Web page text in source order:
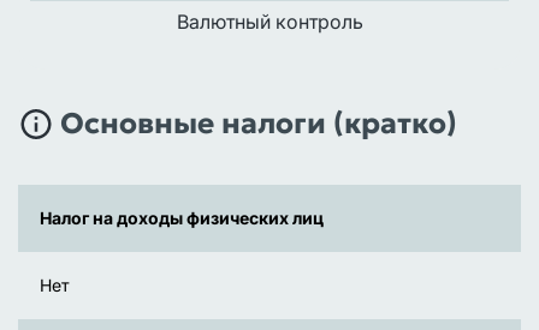
Валютный контроль
Основные налоги (кратко)
Налог на доходы физических лиц
Нет